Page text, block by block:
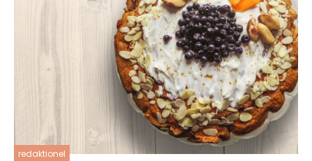
redaktionel